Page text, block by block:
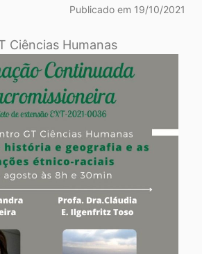
Publicado em 19/10/2021
Ciências Humanas